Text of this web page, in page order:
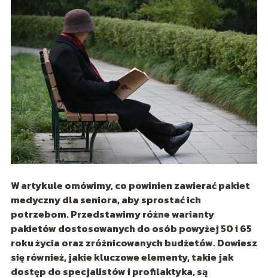
W artykule omówimy, co powinien zawierać pakiet
medyczny dla seniora, aby sprostać ich
potrzebom. Przedstawimy różne warianty
pakietów dostosowanych do osób powyżej 50 i 65
roku życia oraz zróżnicowanych budżetów. Dowiesz
się również, jakie kluczowe elementy, takie jak
dostęp do specjalistów i profilaktyka, są